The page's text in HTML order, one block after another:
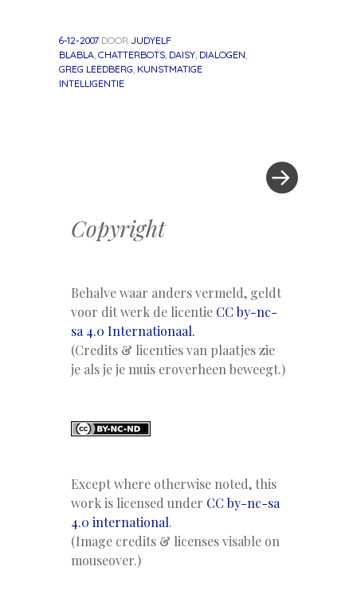
6-12-2007 DOOR JUDYELF
BLABLA CHATTERBOTS DAISY DIALOGEN
GREG LEEDBERG KUNSTMATIGE
INTELLIGENTIE
Copyright
Behalve waar anders vermeld, geldt
voor dit werk de licentie CC by-nc-
sa 4.0 Internationaal.
(Credits & licenties van plaatjes zie
je als je je muis eroverheen beweegt.)
Except where otherwise noted, this
work is licensed under CC by-nc-sa
4.0 international.
(Image credits & licenses visable on
mouseover.)